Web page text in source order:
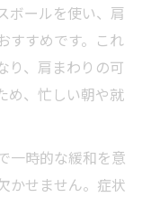
ボールを使い、肩
すすめです。これ
り、肩まわりの可
め、忙しい朝や就
一時的な緩和を意
かせません。症状